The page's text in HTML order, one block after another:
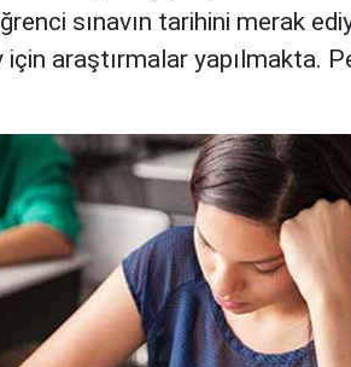
sınavın tarihini merak
araştırmalar yapılmakta.